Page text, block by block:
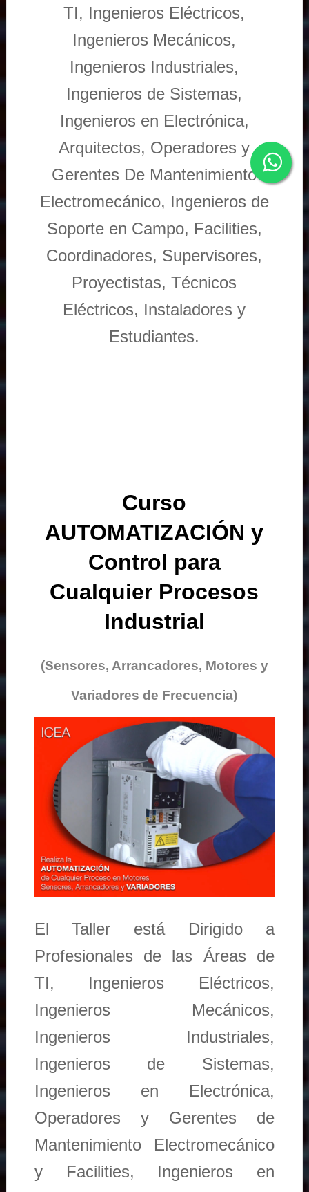
TI, Ingenieros Eléctricos,
Ingenieros Mecánicos,
Ingenieros Industriales,
Ingenieros de Sistemas,
Ingenieros en Electrónica,
Arquitectos, Operadores y
Gerentes De Mantenimiento
Electromecánico, Ingenieros de
Soporte en Campo, Facilities,
Coordinadores, Supervisores,
Proyectistas, Técnicos
Eléctricos, Instaladores y
Estudiantes.
Curso
AUTOMATIZACIÓN y
Control para
Cualquier Procesos
Industrial
(Sensores, Arrancadores, Motores y
Variadores de Frecuencia)
El Taller está Dirigido a
Profesionales de las Áreas de
TI, Ingenieros Eléctricos,
Ingenieros Mecánicos,
Ingenieros Industriales,
Ingenieros de Sistemas,
Ingenieros en Electrónica,
Operadores y Gerentes de
Mantenimiento Electromecánico
y Facilities, Ingenieros en